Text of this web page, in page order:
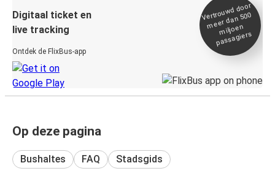
Digitaal ticket en
live tracking
Ontdek de FlixBus-app
Vertrou
wd door
meer dan 500
miljoen
passagiers
Op deze pagina
Bushaltes FAQ Stadsgids